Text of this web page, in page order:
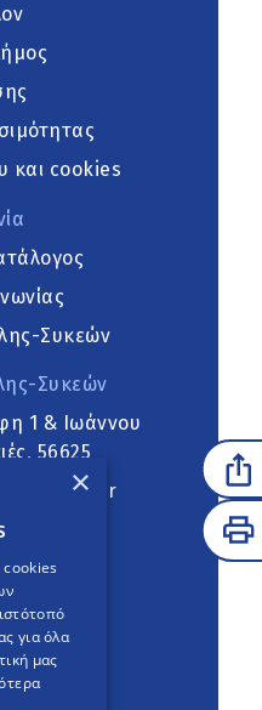
και cookies
Συκεών
Συκεών
1 & Ιωάννου
56625
×
cookies
για όλα
μας